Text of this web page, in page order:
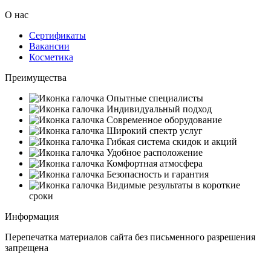
О нас
Сертификаты
Вакансии
Косметика
Преимущества
Опытные специалисты
Индивидуальный подход
Современное оборудование
Широкий спектр услуг
Гибкая система скидок и акций
Удобное расположение
Комфортная атмосфера
Безопасность и гарантия
Видимые результаты в короткие
сроки
Информация
Перепечатка материалов сайта без письменного разрешения
запрещена